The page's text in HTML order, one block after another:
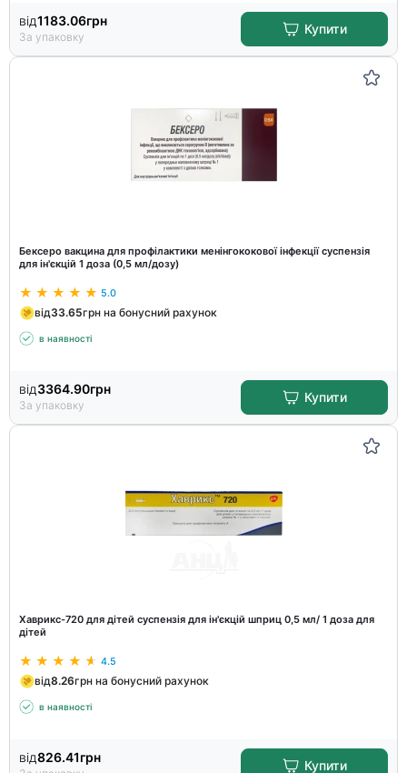
від1183.06грн
За упаковку
Купити
Бексеро вакцина для профілактики менінгококової інфекції суспензія
для ін'єкцій 1 доза (0,5 мл/дозу)
5.0
від33.65грн на бонусний рахунок
в наявності
від3364.90грн
За упаковку
Купити
Хаврикс-720 для дітей суспензія для ін'єкцій шприц 0,5 мл/ 1 доза для
дітей
4.5
від8.26грн на бонусний рахунок
в наявності
від826.41грн
Купити